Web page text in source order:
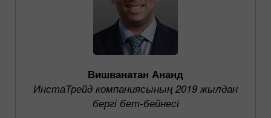
Вишванатан Ананд
ИнстаТрейд компаниясының 2019 жылдан
бергі бет-бейнесі